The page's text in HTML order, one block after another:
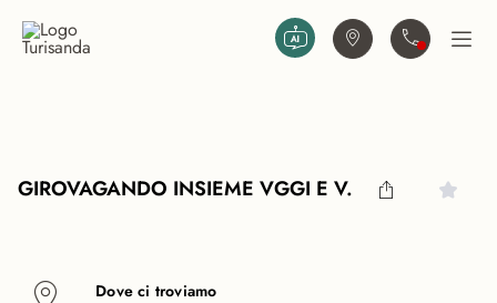
Trova agenziaContattaciApri
GIROVAGANDO INSIEME VGGI E V.
Dove ci troviamo